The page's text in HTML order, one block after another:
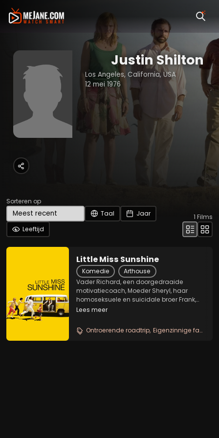
Justin Shilton
Los Angeles, California, USA
12 mei 1976
Sorteren op
Taal
Jaar
Leeftijd
1 Films
Little Miss Sunshine
Komedie
Arthouse
Vader Richard, een doorgedraaide
motivatiecoach, Moeder Sheryl, haar
homoseksuele en suicidale broer Frank,
dochter Olive, zoon Dwayne -die weigert
onder invloed van drank of drugs -
maken een roadtrip in...
Lees meer
Ontroerende roadtrip Eigenzinnige familie